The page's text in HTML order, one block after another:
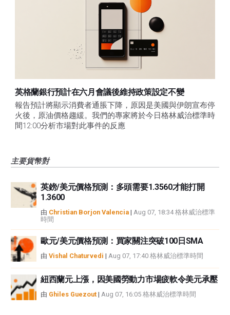
英格蘭銀行預計在六月會議後維持政策設定不變
報告預計將顯示消費者通脹下降，原因是美國與伊朗宣布停
火後，原油價格趨緩。我們的專家將於今日格林威治標準時
間12:00分析市場對此事件的反應
主要貨幣對
英鎊/美元價格預測：多頭需要1.3560才能打開
1.3600
由 Christian Borjon Valencia | Aug 07, 18:34 格林威治標準
時間
歐元/美元價格預測：買家關注突破100日SMA
由 Vishal Chaturvedi | Aug 07, 17:40 格林威治標準時間
紐西蘭元上漲，因美國勞動力市場疲軟令美元承壓
由 Ghiles Guezout | Aug 07, 16:05 格林威治標準時間